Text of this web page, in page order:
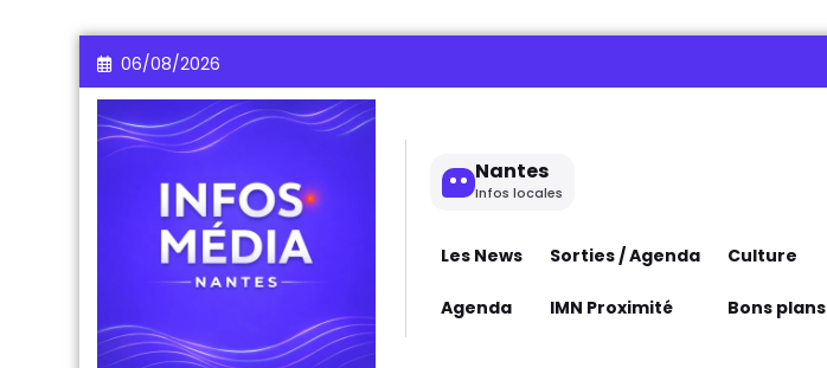
Aller
au
contenu
06/08/2026
Nantes
Infos locales
Les News Sorties / Agenda Culture
Agenda IMN Proximité Bons plans